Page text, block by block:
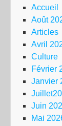
Accueil
Août
Articles
Avril
Culture
Février
Janvier
Juin
Mai